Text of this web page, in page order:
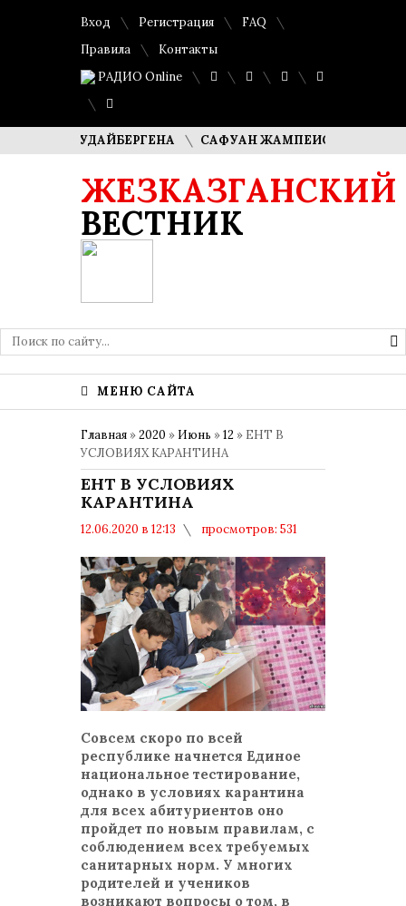
Вход Регистрация
FAQ
Правила
Контакты
РАДИО Online
КУДАЙБЕРГЕНА САФУАН ЖАМПЕИСОВ: «МЫ ХОТИМ
ЖЕЗКАЗГАНСКИЙ
ВЕСТНИК
МЕНЮ САЙТА
Главная »2020 » Июнь »12 » ЕНТ В
УСЛОВИЯХ КАРАНТИНА
ЕНТ В УСЛОВИЯХ
КАРАНТИНА
12.06.2020 в 12:13
просмотров: 531
Совсем скоро по всей
республике начнется Единое
национальное тестирование,
однако в условиях карантина
для всех абитуриентов оно
пройдет по новым правилам, с
соблюдением всех требуемых
санитарных норм. У многих
родителей и учеников
возникают вопросы о том, в